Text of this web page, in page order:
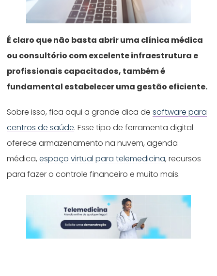
É claro que não basta abrir uma clínica médica
ou consultório com excelente infraestrutura e
profissionais capacitados, também é
fundamental estabelecer uma gestão eficiente.
Sobre isso, fica aqui a grande dica desoftware para
centros de saúde. Esse tipo de ferramenta digital
oferece armazenamento na nuvem, agenda
médica,espaço virtual para telemedicina, recursos
para fazer o controle financeiro e muito mais.